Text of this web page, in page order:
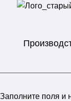
Заполните поля